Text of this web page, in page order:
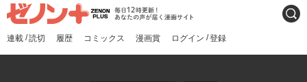
ゼノンプラス
毎日12時更新！あなたの声
が届く漫画サイト
連載 /読切 履歴 コミックス 漫画賞 ログイン /登録
検索